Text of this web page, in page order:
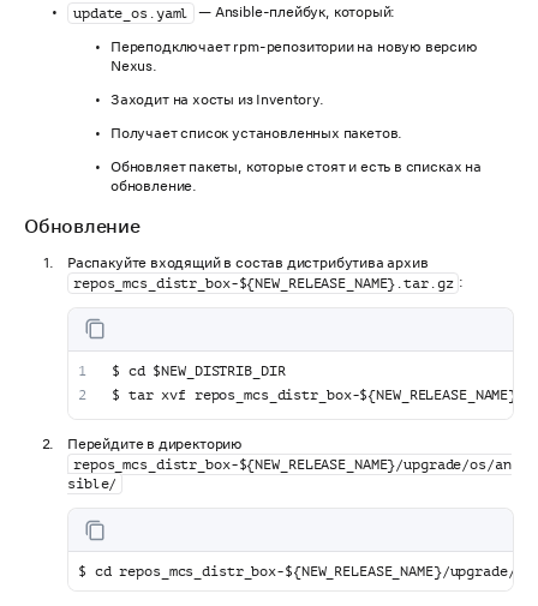
update_os.yaml — Ansible-плейбук, который:
Переподключает rpm-репозитории на новую версию
Nexus.
Заходит на хосты из Inventory.
Получает список установленных пакетов.
Обновляет пакеты, которые стоят и есть в списках на
обновление.
Обновление
Распакуйте входящий в состав дистрибутива архив
repos_mcs_distr_box-${NEW_RELEASE_NAME}.tar.gz :
$ cd $NEW_DISTRIB_DIR
$ tar xvf repos_mcs_distr_box-
Перейдите в директорию
repos_mcs_distr_box-${NEW_RELEASE_NAME}/upgrade/os/an
sible/
$ cd repos_mcs_distr_box-${NEW_RELEASE_NAME}/upgrade/